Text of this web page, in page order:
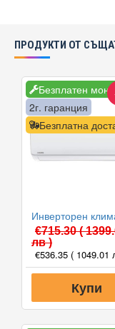
ПРОДУКТИ ОТ
Безплатен
Безплатна
2г. гаранция
€715.30(
лв )
€536.35 ( 1049.01
Купи